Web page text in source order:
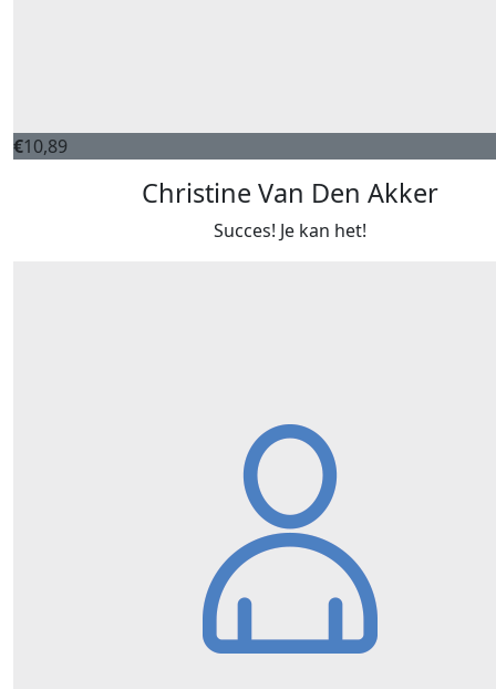
€10,89
Christine Van Den Akker
Succes! Je kan het!